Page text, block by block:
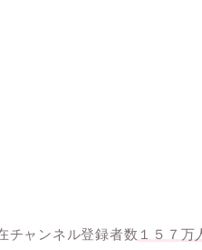
チャンネル登録者数 １５７万